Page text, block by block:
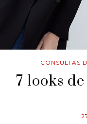
CONSULTAS
7 looks